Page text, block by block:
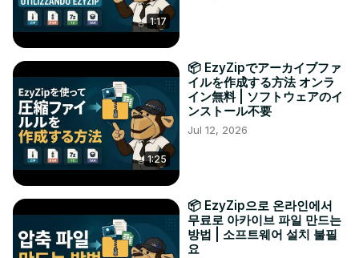
1:17
1:25
📦 EzyZipでアーカイブファ
イルを作成する方法 オンラ
イン無料 | ソフトウェアのイ
ンストール不要
Jul 12, 2026
📦 EzyZip으로 온라인에서
무료로 아카이브 파일 만드는
방법 | 소프트웨어 설치 불필
요